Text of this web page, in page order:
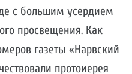
с большим усердием
просвещения. Как
газеты «Нарвский
протоиерея